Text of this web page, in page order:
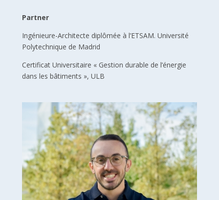
Partner
Ingénieure-Architecte diplômée à l’ETSAM. Université
Polytechnique de Madrid
Certificat Universitaire « Gestion durable de l’énergie
dans les bâtiments », ULB